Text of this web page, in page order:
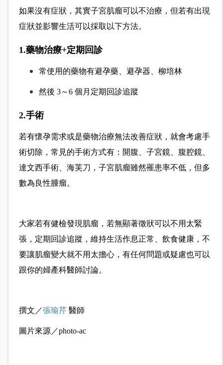
如果沒有症狀，其實子宮肌瘤可以不治療， 但若有出現
症狀並影響生活可以採取以下方法。
1.藥物治療+定期回診
常使用的藥物有避孕藥、避孕器、柳培林
然後 3～6 個月定期回診追蹤
2.手術
若有懷孕需求或是藥物治療無法改善症狀， 就會考慮手
術切除， 常見的手術方式有： 開腹、子宮鏡、腹腔鏡、
達文西手術、海芙刀， 子宮肌瘤雖然罹患率不低，但多
數為良性腫瘤。
大家若有健檢發現肌瘤，若無顯著徵狀可以不用太緊
張，定期回診追蹤， 維持生活作息正常、飲食健康，不
要讓肌瘤變大就不用太擔心， 有任何問題或疑慮也可以
跟你的婦產科醫師討論。
撰文／張瑜芹醫師
圖片來源／photo-ac